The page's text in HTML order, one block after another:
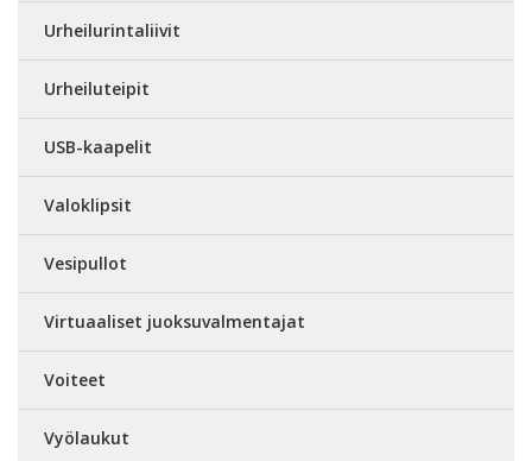
Urheilurintaliivit
Urheiluteipit
USB-kaapelit
Valoklipsit
Vesipullot
Virtuaaliset juoksuvalmentajat
Voiteet
Vyölaukut